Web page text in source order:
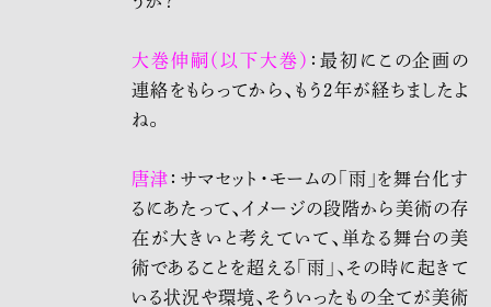
大巻伸嗣（以下大巻） ：最初にこの企画の
連絡をもらってから、もう2年が経ちましたよ
ね。
唐津 ：サマセット・モームの「雨」を舞台化す
るにあたって、イメージの段階から美術の存
在が大きいと考えていて、単なる舞台の美
術であることを超える「雨」、その時に起きて
いる状況や環境、そういったもの全てが美術